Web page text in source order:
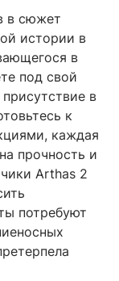
в сюжет
истории в
в
под свой
в
к
каждая
прочность и
Arthas 2
потребуют